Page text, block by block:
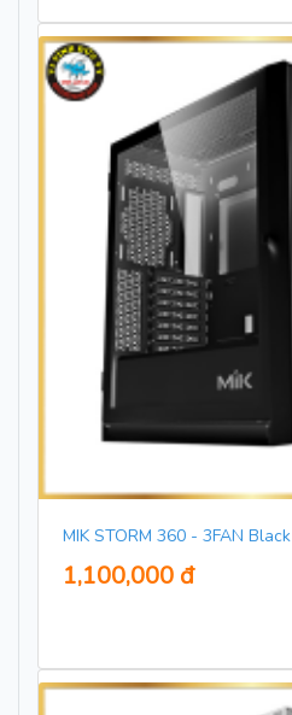
MIK STORM 360 - 3FAN Black
1,100,000 đ